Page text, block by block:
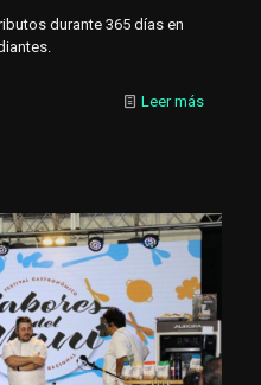
durante 365 días en
Leer más